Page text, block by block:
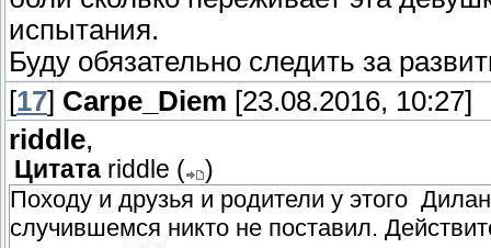
испытания.
Буду обязательно следить за
[17] Carpe_Diem [23.08.2016, 10:27]
riddle,
Цитата riddle (
)
Походу и друзья и родители у этого
случившемся никто не поставил.